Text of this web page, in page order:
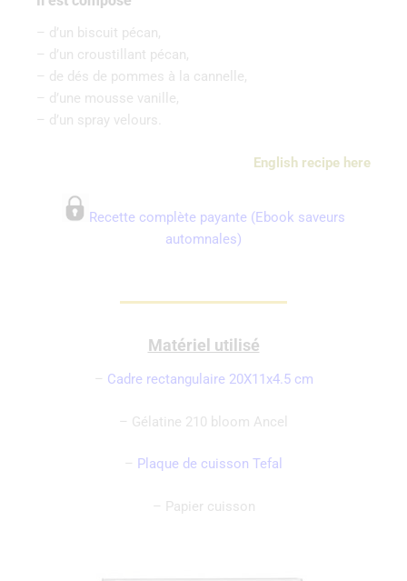
– d’un biscuit pécan,
– d’un croustillant pécan,
– de dés de pommes à la cannelle,
– d’une mousse vanille,
– d’un spray velours.
English recipe here
Recette complète payante (Ebook saveurs
automnales)
Matériel utilisé
– Cadre rectangulaire 20X11x4.5 cm
– Gélatine 210 bloom Ancel
– Plaque de cuisson Tefal
– Papier cuisson